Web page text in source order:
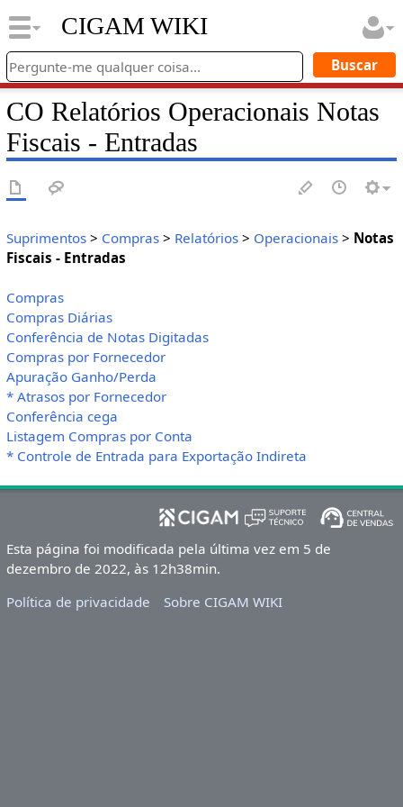
CIGAM WIKI
CO Relatórios Operacionais Notas
Fiscais - Entradas
Suprimentos> Compras> Relatórios> Operacionais> Notas
Fiscais - Entradas
Compras
Compras Diárias
Conferência de Notas Digitadas
Compras por Fornecedor
Apuração Ganho/Perda
* Atrasos por Fornecedor
Conferência cega
Listagem Compras por Conta
* Controle de Entrada para Exportação Indireta
Esta página foi modificada pela última vez em 5 de
dezembro de 2022, às 12h38min.
Política de privacidade
Sobre CIGAM WIKI